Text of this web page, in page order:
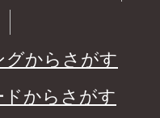
グからさがす
ドからさがす